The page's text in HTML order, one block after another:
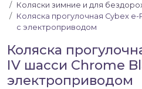
Коляски зимние и для
Коляска прогулочная Cybex
с электроприводом
Коляска
IV шасси Chrome
электроприводом